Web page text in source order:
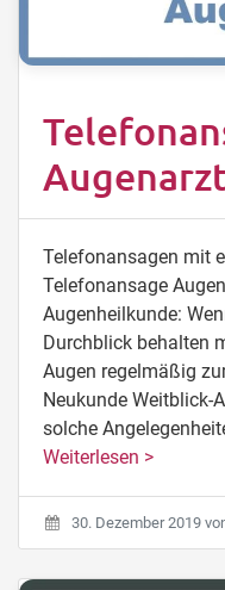
Telefonansagen mit
Telefonansage
Augenheilkunde:
Durchblick behalten
Augen regelmäßig
Neukunde Weitblick-
solche
Weiterlesen >
30. Dezember 2019